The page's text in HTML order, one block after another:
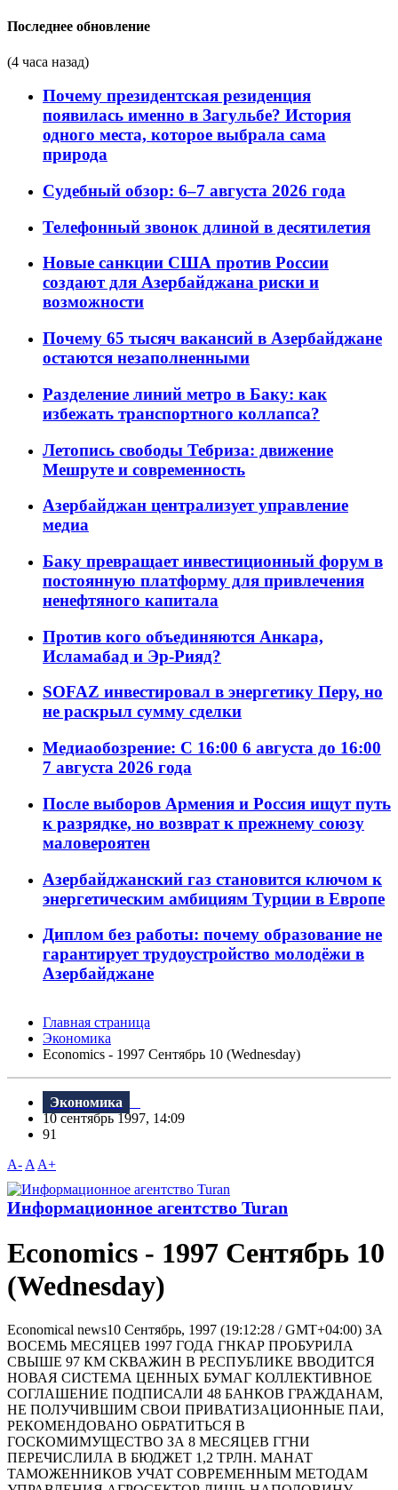
Последнее обновление
(4 часа назад)
Почему президентская резиденция
появилась именно в Загульбе? История
одного места, которое выбрала сама
природа
Судебный обзор: 6–7 августа 2026 года
Телефонный звонок длиной в десятилетия
Новые санкции США против России
создают для Азербайджана риски и
возможности
Почему 65 тысяч вакансий в Азербайджане
остаются незаполненными
Разделение линий метро в Баку: как
избежать транспортного коллапса?
Летопись свободы Тебриза: движение
Мешруте и современность
Азербайджан централизует управление
медиа
Баку превращает инвестиционный форум в
постоянную платформу для привлечения
ненефтяного капитала
Против кого объединяются Анкара,
Исламабад и Эр-Рияд?
SOFAZ инвестировал в энергетику Перу, но
не раскрыл сумму сделки
Медиаобозрение: С 16:00 6 августа до 16:00
7 августа 2026 года
После выборов Армения и Россия ищут путь
к разрядке, но возврат к прежнему союзу
маловероятен
Азербайджанский газ становится ключом к
энергетическим амбициям Турции в Европе
Диплом без работы: почему образование не
гарантирует трудоустройство молодёжи в
Азербайджане
Главная страница
Экономика
Economics - 1997 Сентябрь 10 (Wednesday)
Экономика
10 сентябрь 1997, 14:09
91
A- A A+
Информационное агентство Turan
Economics - 1997 Сентябрь 10
(Wednesday)
Economical news10 Сентябрь, 1997 (19:12:28 / GMT+04:00) ЗА
ВОСЕМЬ МЕСЯЦЕВ 1997 ГОДА ГHКАР ПРОБУРИЛА
СВЫШЕ 97 КМ СКВАЖИH В РЕСПУБЛИКЕ ВВОДИТСЯ
НОВАЯ СИСТЕМА ЦЕННЫХ БУМАГ КОЛЛЕКТИВHОЕ
СОГЛАШЕHИЕ ПОДПИСАЛИ 48 БАHКОВ ГРАЖДАНАМ,
НЕ ПОЛУЧИВШИМ СВОИ ПРИВАТИЗАЦИОННЫЕ ПАИ,
РЕКОМЕНДОВАНО ОБРАТИТЬСЯ В
ГОСКОМИМУЩЕСТВО ЗА 8 МЕСЯЦЕВ ГГНИ
ПЕРЕЧИСЛИЛА В БЮДЖЕТ 1,2 ТРЛН. МАНАТ
ТАМОЖЕННИКОВ УЧАТ СОВРЕМЕННЫМ МЕТОДАМ